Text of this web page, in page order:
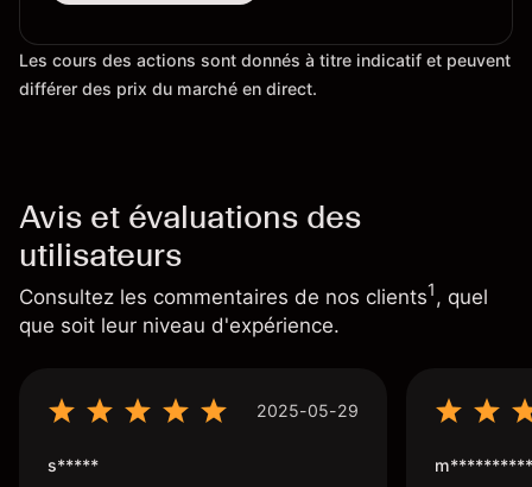
Les cours des actions sont donnés à titre indicatif et peuvent
différer des prix du marché en direct.
Avis et évaluations des
utilisateurs
Consultez les commentaires de nos clients1, quel
que soit leur niveau d'expérience.
2025-05-29
s***** m**********